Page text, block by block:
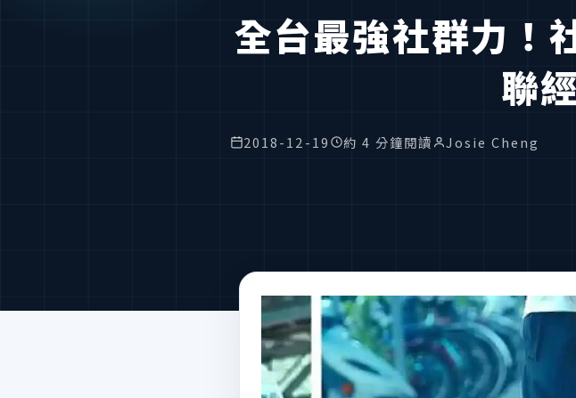
全台最強社群力！
聯
2018-12-19 約 4 分鐘閱讀 Josie Cheng